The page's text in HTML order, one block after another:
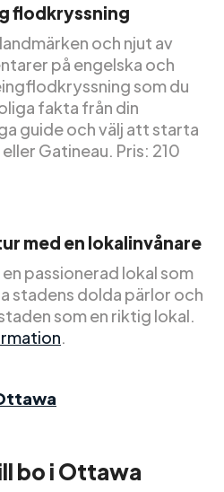
flodkryssning
och njut av
på engelska och
som du
fakta från din
guide och välj att starta
Gatineau. Pris: 210
med en lokalinvånare
passionerad lokal som
stadens dolda pärlor och
som en riktig lokal.
.
bo i Ottawa